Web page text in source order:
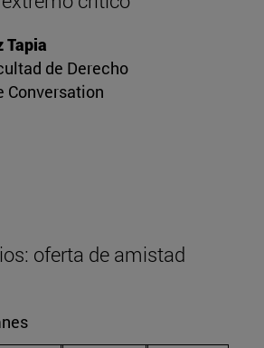
Tapia
de Derecho
Conversation
oferta de amistad